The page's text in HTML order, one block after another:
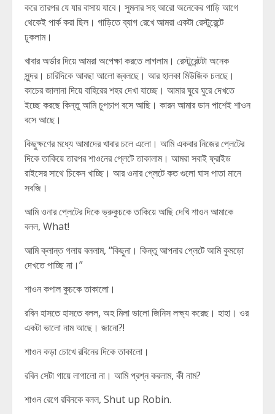
করে তারপর যে যার বাসায় যাবে। সুমনার সহ আরো অনেকের গাড়ি আগে
থেকেই পার্ক করা ছিল। গাড়িতে ব্যাগ রেখে আমরা একটা রেস্টুরেন্টে
ঢুকলাম।
খাবার অর্ডার দিয়ে আমরা অপেক্ষা করতে লাগলাম। রেস্টুরেন্টটা অনেক
সুন্দর। চারিদিকে আবছা আলো জ্বলছে। আর হালকা মিউজিক চলছে।
কাচের জালানা দিয়ে বাহিরের শহর দেখা যাচ্ছে। আমার ঘুরে ঘুরে দেখতে
ইচ্ছে করছে কিন্তু আমি চুপচাপ বসে আছি। কারন আমার ডান পাশেই শাওন
বসে আছে।
কিছুক্ষণের মধ্যে আমাদের খাবার চলে এলো। আমি একবার নিজের প্লেটের
দিকে তাকিয়ে তারপর শাওনের প্লেটে তাকালাম। আমরা সবাই ফ্রাইড
রাইসের সাথে চিকেন খাচ্ছি। আর ওনার প্লেটে কত গুলো ঘাস পাতা মানে
সবজি।
আমি ওনার প্লেটের দিকে ভ্রুকুচকে তাকিয়ে আছি দেখি শাওন আমাকে
বলল, What!
আমি ক্লান্ত গলায় বললাম, “কিছুনা। কিন্তু আপনার প্লেটে আমি কুমড়ো
দেখতে পাচ্ছি না।”
শাওন কপাল কুচকে তাকালো।
রবিন হাসতে হাসতে বলল, অহ মিলা ভালো জিনিস লক্ষ্য করেছ। হাহা। ওর
একটা ভালো নাম আছে। জানো?!
শাওন কড়া চোখে রবিনের দিকে তাকালো।
রবিন সেটা গায়ে লাগালো না। আমি প্রশ্ন করলাম, কী নাম?
শাওন রেগে রবিনকে বলল, Shut up Robin.